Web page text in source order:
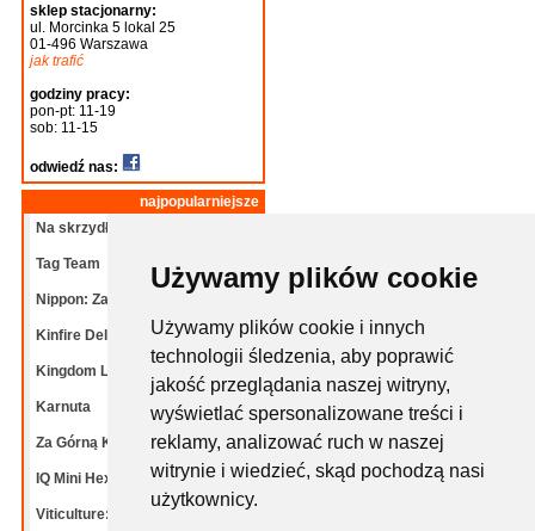
Używamy plików cookie
Używamy plików cookie i innych
technologii śledzenia, aby poprawić
jakość przeglądania naszej witryny,
wyświetlać spersonalizowane treści i
reklamy, analizować ruch w naszej
witrynie i wiedzieć, skąd pochodzą nasi
użytkownicy.
sklep stacjonarny:
ul. Morcinka 5 lokal 25
01-496 Warszawa
jak trafić
godziny pracy:
pon-pt: 11-19
sob: 11-15
odwiedź nas:
najpopularniejsze
Na skrzydłach: Ptaki
Tag Team
Nippon: Zaibatsu
Kinfire Delve: Grota
Kingdom Legacy: Dalekie
Karnuta
Za Górną Knieję!
IQ Mini Hexpert mix
Viticulture: Bordeaux